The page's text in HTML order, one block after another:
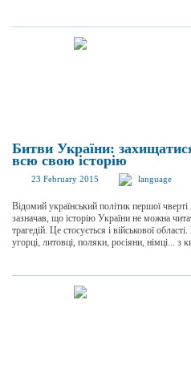
Битви України:
всю свою історію
23 February 2015 language
Відомий український політик першої
зазначав, що історію України не можна
трагедій. Це стосується і військової
угорці, литовці, поляки, росіяни, німці... з